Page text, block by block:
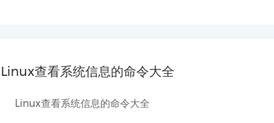
Linux查看系统信息的命令大全
Linux查看系统信息的命令大全